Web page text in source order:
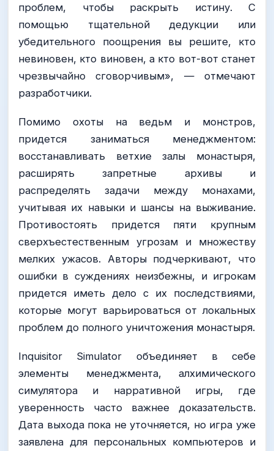
проблем, чтобы раскрыть истину. С
помощью тщательной дедукции или
убедительного поощрения вы решите, кто
невиновен, кто виновен, а кто вот-вот станет
чрезвычайно сговорчивым», — отмечают
разработчики.
Помимо охоты на ведьм и монстров,
придется заниматься менеджментом:
восстанавливать ветхие залы монастыря,
расширять запретные архивы и
распределять задачи между монахами,
учитывая их навыки и шансы на выживание.
Противостоять придется пяти крупным
сверхъестественным угрозам и множеству
мелких ужасов. Авторы подчеркивают, что
ошибки в суждениях неизбежны, и игрокам
придется иметь дело с их последствиями,
которые могут варьироваться от локальных
проблем до полного уничтожения монастыря.
Inquisitor Simulator объединяет в себе
элементы менеджмента, алхимического
симулятора и нарративной игры, где
уверенность часто важнее доказательств.
Дата выхода пока не уточняется, но игра уже
заявлена для персональных компьютеров и